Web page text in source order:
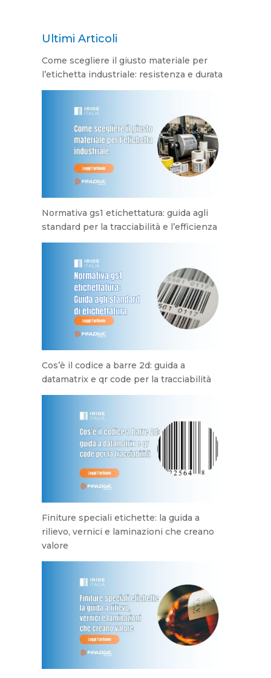
Ultimi Articoli
Come scegliere il giusto materiale per
l’etichetta industriale: resistenza e durata
Normativa gs1 etichettatura: guida agli
standard per la tracciabilità e l’efficienza
Cos’è il codice a barre 2d: guida a
datamatrix e qr code per la tracciabilità
Finiture speciali etichette: la guida a
rilievo, vernici e laminazioni che creano
valore